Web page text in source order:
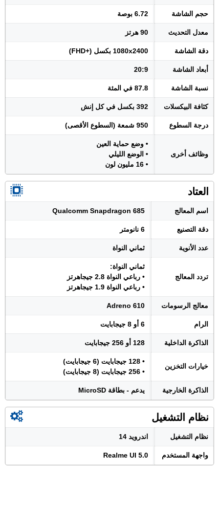
حجم الشاشة 6.72 بوصة
معدل التحديث 90 هرتز
دقة الشاشة 1080x2400 بكسل (+FHD)
أبعاد الشاشة 20:9
نسبة الشاشة 87.8 في المئة
كثافة البيكسلات 392 بكسل في كل إنش
درجة السطوع 950 شمعة (السطوع الأقصى)
وظائف أخرى
• وضع حماية العين
• الوضع الليلي
• 16 مليون لون
العتاد
اسم المعالج Qualcomm Snapdragon 685
دقة التصنيع 6 نانومتر
عدد الأنوية ثماني النواة
تردد المعالج
ثماني النواة:
• رباعي النواة 2.8 جيجاهرتز
• رباعي النواة 1.9 جيجاهرتز
معالج الرسومات Adreno 610
الرام 6 أو 8 جيجابايت
الذاكرة الداخلية 128 أو 256 جيجابايت
خيارات التخزين
• 128 جيجابايت (6 جيجابايت)
• 256 جيجابايت (8 جيجابايت)
الذاكرة الخارجية يدعم - بطاقة MicroSD
نظام التشغيل
نظام التشغيل اندرويد 14
واجهة المستخدم Realme UI 5.0